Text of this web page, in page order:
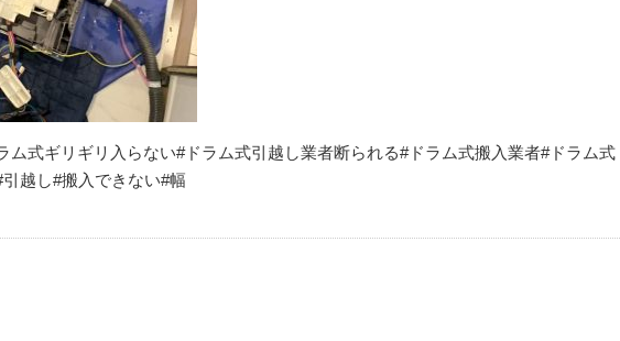
ム式ギリギリ入らない#ドラム式引越し業者断られる#ドラム式搬入業者#ドラム式
越し#搬入できない#幅